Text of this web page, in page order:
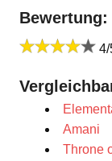
Bewertung:
4/
Amani
Throne